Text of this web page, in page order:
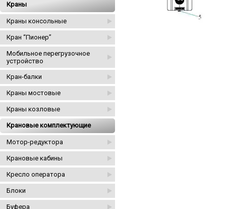
Краны
Краны консольные
Кран “Пионер”
Мобильное перегрузочное
устройство
Кран-балки
Краны мостовые
Краны козловые
Крановые комплектующие
Мотор-редуктора
Крановые кабины
Кресло оператора
Блоки
Буфера